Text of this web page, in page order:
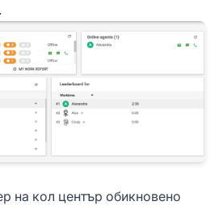
на кол център обикновено